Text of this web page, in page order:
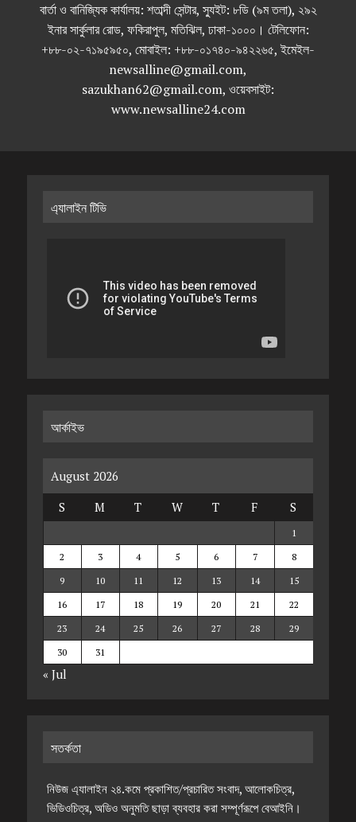
বার্তা ও বানিজ্যিক কার্যালয়: শতাব্দী সেন্টার, স্যুইট: ৮ডি (৯ম তলা), ২৯২
ইনার সার্কুলার রোড, ফকিরাপুল, মতিঝিল, ঢাকা-১০০০। টেলিফোন:
+৮৮-০২-৭১৯৫৯৫০, মোবাইল: +৮৮-০১৭৪০-৯৪২২৬৫, ইমেইল-
newsalline@gmail.com,
sazukhan62@gmail.com, ওয়েবসাইট:
www.newsalline24.com
এ্যালাইন টিভি
আর্কাইভ
August 2026
S
M T W T F S
1
2
3 4 5 6 7
8
9
10 11 12 13 14
15
16
17 18 19 20 21
22
23
24 25 26 27 28
29
30
31
« Jul
সতর্কতা
নিউজ এ্যালাইন ২৪.কমে প্রকাশিত/প্রচারিত সংবাদ, আলোকচিত্র,
ভিডিওচিত্র, অডিও অনুমতি ছাড়া ব্যবহার করা সম্পূর্ণরূপে বেআইনি।